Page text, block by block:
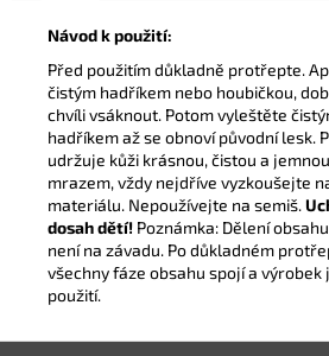
Návod k použití:
Před použitím důkladně protřepte.
čistým hadříkem nebo houbičkou,
chvíli vsáknout. Potom vyleštěte
hadříkem až se obnoví původní lesk.
udržuje kůži krásnou, čistou a
mrazem, vždy nejdříve vyzkoušejte
materiálu. Nepoužívejte na semiš.
dosah dětí! Poznámka: Dělení
není na závadu. Po důkladném
všechny fáze obsahu spojí a
použití.